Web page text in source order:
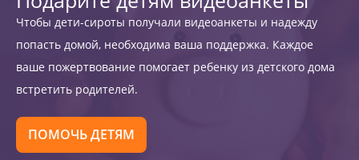
Чтобы дети-сироты получали видеоанкеты и надежду
попасть домой, необходима ваша поддержка. Каждое
ваше пожертвование помогает ребенку из детского дома
встретить родителей.
ПОМОЧЬ ДЕТЯМ